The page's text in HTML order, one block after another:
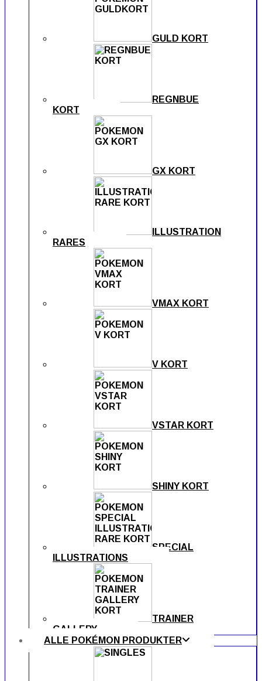
GULD KORT
REGNBUE
KORT
GX KORT
ILLUSTRATION
RARES
VMAX KORT
V KORT
VSTAR KORT
SHINY KORT
SPECIAL
ILLUSTRATIONS
TRAINER
GALLERY
ALLE POKÉMON PRODUKTER